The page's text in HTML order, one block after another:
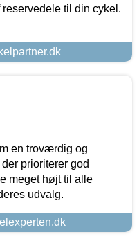
til din cykel.
en troværdig og
prioriterer god
meget højt til alle
udvalg.